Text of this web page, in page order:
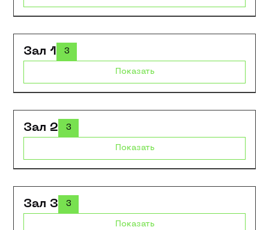
Зал 1 3
Показать
Зал 2 3
Показать
Зал 3 3
Показать